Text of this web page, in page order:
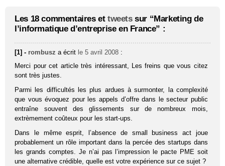
Les 18 commentaires et tweetssur “Marketing de
l’informatique d’entreprise en France” :
[1] - rombusz a écrit le 5 avril 2008 :
Merci pour cet article très intéressant, Les freins que vous citez
sont très justes.
Parmi les difficultés les plus ardues à surmonter, la complexité
que vous évoquez pour les appels d’offre dans le secteur public
entraîne souvent des glissements sur de nombreux mois,
extrèmement coûteux pour les start-ups.
Dans le même esprit, l’absence de small business act joue
probablement un rôle important dans la percée des startups dans
les grands comptes. Je n’ai pas l’impression le pacte PME soit
une alternative crédible, quelle est votre expérience sur ce sujet ?